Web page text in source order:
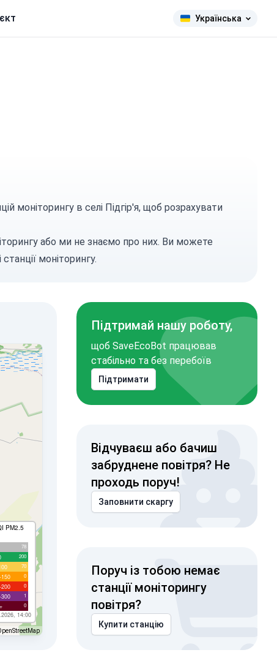
Українська
моніторингу в селі Підгір'я, щоб розрахувати
або ми не знаємо про них. Ви можете
моніторингу.
PM2.5
78
200
70
150 0
200 0
1
0
14:00
Підтримай нашу роботу,
щоб SaveEcoBot працював
стабільно та без перебоїв
Підтримати
Відчуваєш або бачиш
забруднене повітря? Не
проходь поруч!
Заповнити скаргу
Поруч із тобою немає
станції моніторингу
повітря?
Купити станцію